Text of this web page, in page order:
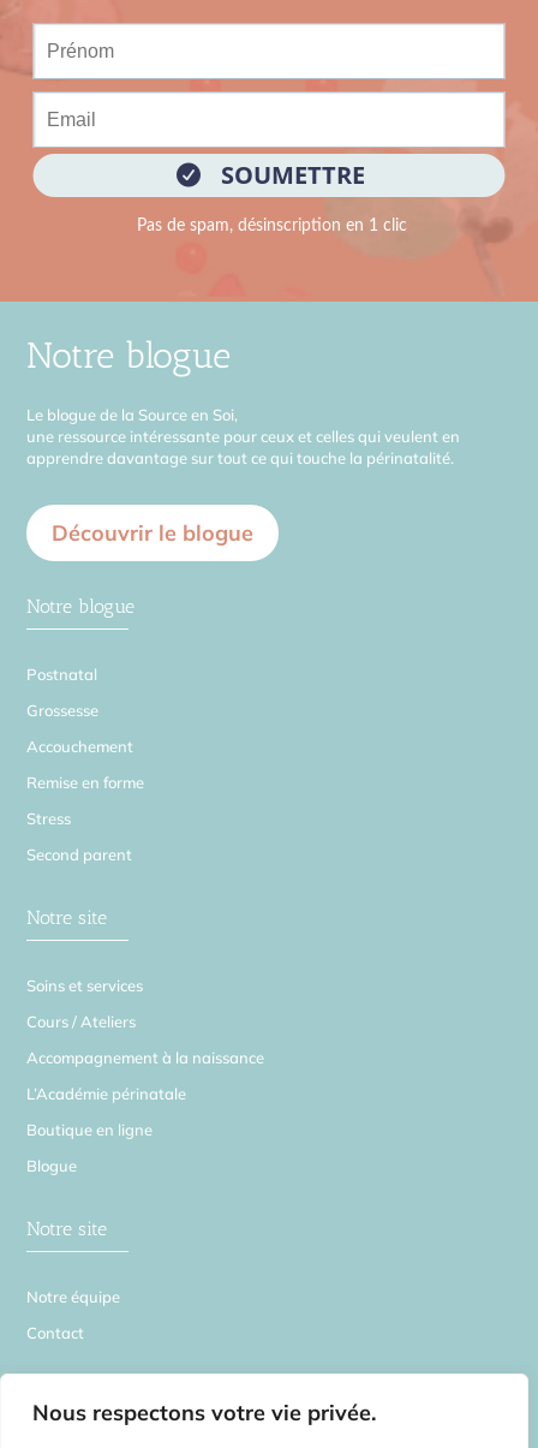
Nous respectons votre vie privée.
Notre blogue
Le blogue de la Source en Soi,
une ressource intéressante pour ceux et celles qui veulent en
apprendre davantage sur tout ce qui touche la périnatalité.
Découvrir le blogue
Notre blogue
Postnatal
Grossesse
Accouchement
Remise en forme
Stress
Second parent
Notre site
Soins et services
Cours / Ateliers
Accompagnement à la naissance
L’Académie périnatale
Boutique en ligne
Blogue
Notre site
Notre équipe
Contact